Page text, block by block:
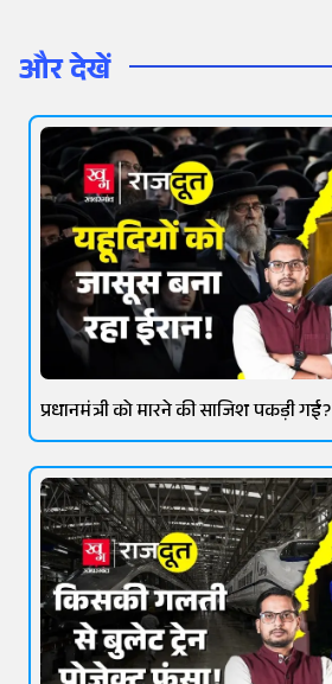
और देखें
प्रधानमंत्री को मारने की साजिश पकड़ी गई?